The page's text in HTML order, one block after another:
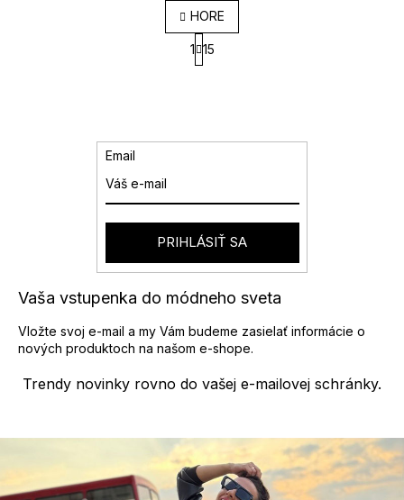
O
v
l
á
v
k
y
ý
i
u
S
t
r
v
e
1 15
HORE
Trendy novinky rovno do vašej e-mailovej schránky.
Vaša vstupenka do módneho sveta
Vložte svoj e-mail a my Vám budeme zasielať informácie o
nových produktoch na našom e-shope.
Email
PRIHLÁSIŤ SA